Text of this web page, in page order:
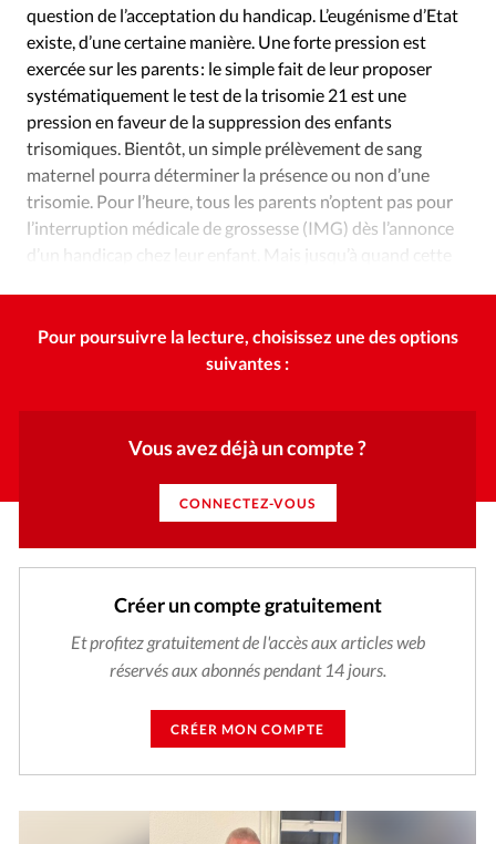
question de l’acceptation du handicap. L’eugénisme d’Etat
existe, d’une certaine manière. Une forte pression est
exercée sur les parents : le simple fait de leur proposer
systématiquement le test de la trisomie 21 est une
pression en faveur de la suppression des enfants
trisomiques. Bientôt, un simple prélèvement de sang
maternel pourra déterminer la présence ou non d’une
trisomie. Pour l’heure, tous les parents n’optent pas pour
l’interruption médicale de grossesse (IMG) dès l’annonce
d’un handicap chez leur enfant. Mais jusqu’à quand cette
Pour poursuivre la lecture, choisissez une des options
suivantes :
Vous avez déjà un compte ?
CONNECTEZ-VOUS
Créer un compte gratuitement
Et profitez gratuitement de l'accès aux articles web
réservés aux abonnés pendant 14 jours.
CRÉER MON COMPTE